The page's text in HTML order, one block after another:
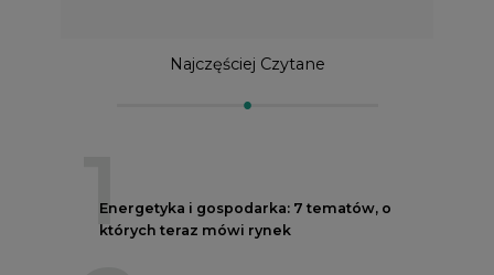
Najczęściej Czytane
1
Energetyka i gospodarka: 7 tematów, o
których teraz mówi rynek